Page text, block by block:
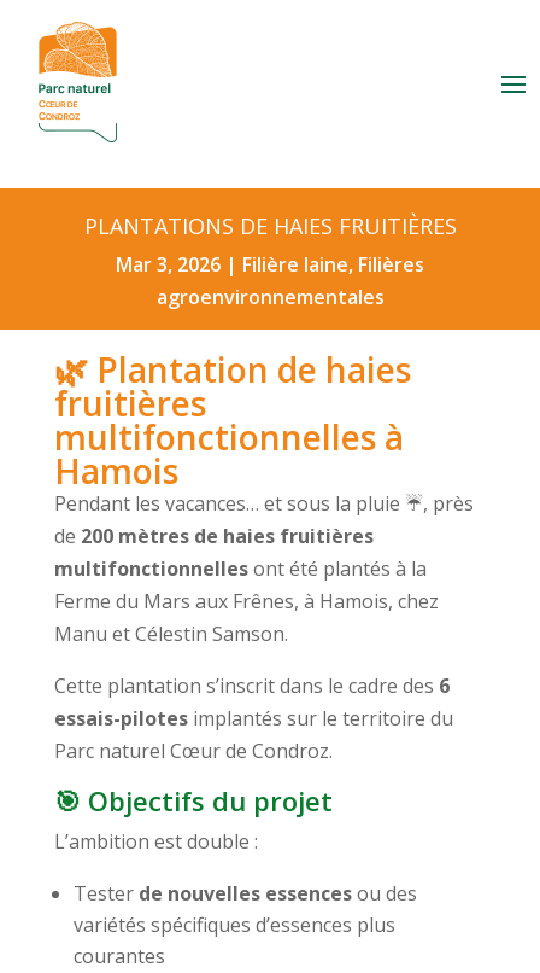
PLANTATIONS DE HAIES FRUITIÈRES
Mar 3, 2026 | Filière laine, Filières
agroenvironnementales
🌿 Plantation de haies
fruitières
multifonctionnelles à
Hamois
Pendant les vacances… et sous la pluie ☔, près
de 200 mètres de haies fruitières
multifonctionnellesont été plantés à la
Ferme du Mars aux Frênes, à Hamois, chez
Manu et Célestin Samson.
Cette plantation s’inscrit dans le cadre des 6
essais-pilotesimplantés sur le territoire du
Parc naturel Cœur de Condroz.
🎯 Objectifs du projet
L’ambition est double :
Tester de nouvelles essencesou des
variétés spécifiques d’essences plus
courantes